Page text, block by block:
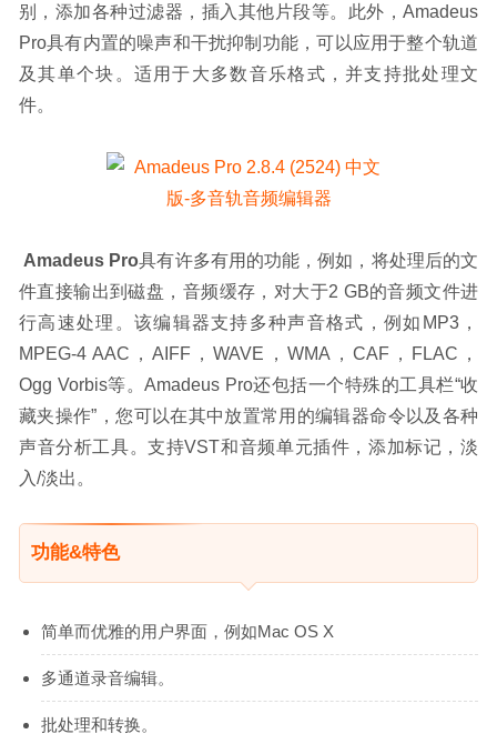
别，添加各种过滤器，插入其他片段等。此外，Amadeus
Pro具有内置的噪声和干扰抑制功能，可以应用于整个轨道
及其单个块。适用于大多数音乐格式，并支持批处理文
件。
Amadeus Pro具有许多有用的功能，例如，将处理后的文
件直接输出到磁盘，音频缓存，对大于2 GB的音频文件进
行高速处理。该编辑器支持多种声音格式，例如MP3，
MPEG-4 AAC，AIFF，WAVE，WMA，CAF，FLAC，
Ogg Vorbis等。Amadeus Pro还包括一个特殊的工具栏“收
藏夹操作”，您可以在其中放置常用的编辑器命令以及各种
声音分析工具。支持VST和音频单元插件，添加标记，淡
入/淡出。
功能&特色
简单而优雅的用户界面，例如Mac OS X
多通道录音编辑。
批处理和转换。